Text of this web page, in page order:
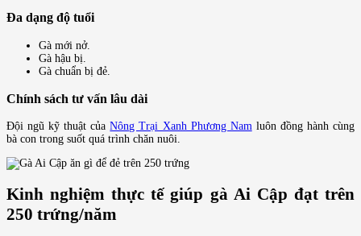
Đa dạng độ tuổi
Gà mới nở.
Gà hậu bị.
Gà chuẩn bị đẻ.
Chính sách tư vấn lâu dài
Đội ngũ kỹ thuật củaNông Trại Xanh Phương Namluôn đồng hành cùng
bà con trong suốt quá trình chăn nuôi.
Kinh nghiệm thực tế giúp gà Ai Cập đạt trên
250 trứng/năm